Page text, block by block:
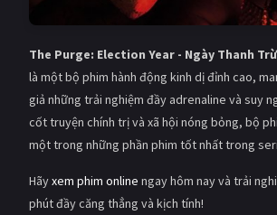
The Purge: Election Year - Ngày Thanh
là một bộ phim hành động kinh dị đỉnh cao,
giả những trải nghiệm đầy adrenaline và suy
cốt truyện chính trị và xã hội nóng bỏng, bộ
một trong những phần phim tốt nhất trong
Hãyxem phim online ngay hôm nay và trải
phút đầy căng thẳng và kịch tính!